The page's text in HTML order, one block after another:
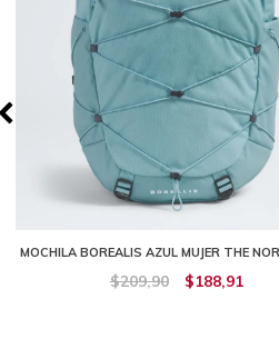
MOCHILA BOREALIS AZUL MUJER THE
$209,90 $188,91